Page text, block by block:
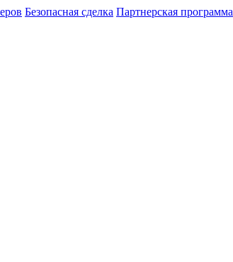
Безопасная сделка Партнерская программа